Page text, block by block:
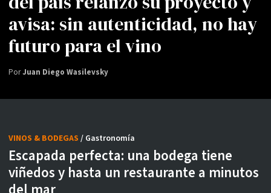
avisa: sin autenticidad, no hay
futuro para el vino
PorJuan Diego Wasilevsky
Escapada perfecta: una bodega tiene
viñedos y hasta un restaurante a minutos
VINOS & BODEGAS / Gastronomía